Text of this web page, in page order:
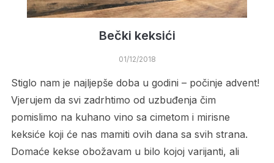
Bečki keksići
01/12/2018
Stiglo nam je najljepše doba u godini – počinje advent!
Vjerujem da svi zadrhtimo od uzbuđenja čim
pomislimo na kuhano vino sa cimetom i mirisne
keksiće koji će nas mamiti ovih dana sa svih strana.
Domaće kekse obožavam u bilo kojoj varijanti, ali